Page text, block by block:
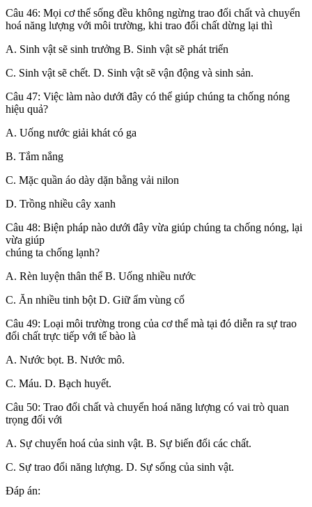
Câu 46: Mọi cơ thể sống đều không ngừng trao đổi chất và chuyển
hoá năng lượng với môi trường, khi trao đổi chất dừng lại thì
A. Sinh vật sẽ sinh trưởng B. Sinh vật sẽ phát triển
C. Sinh vật sẽ chết. D. Sinh vật sẽ vận động và sinh sản.
Câu 47: Việc làm nào dưới đây có thể giúp chúng ta chống nóng
hiệu quả?
A. Uống nước giải khát có ga
B. Tắm nắng
C. Mặc quần áo dày dặn bằng vải nilon
D. Trồng nhiều cây xanh
Câu 48: Biện pháp nào dưới đây vừa giúp chúng ta chống nóng, lại
vừa giúp
chúng ta chống lạnh?
A. Rèn luyện thân thể B. Uống nhiều nước
C. Ăn nhiều tinh bột D. Giữ ẩm vùng cổ
Câu 49: Loại môi trường trong của cơ thể mà tại đó diễn ra sự trao
đổi chất trực tiếp với tế bào là
A. Nước bọt. B. Nước mô.
C. Máu. D. Bạch huyết.
Câu 50: Trao đổi chất và chuyển hoá năng lượng có vai trò quan
trọng đối với
A. Sự chuyển hoá của sinh vật. B. Sự biến đổi các chất.
C. Sự trao đổi năng lượng. D. Sự sống của sinh vật.
Đáp án: